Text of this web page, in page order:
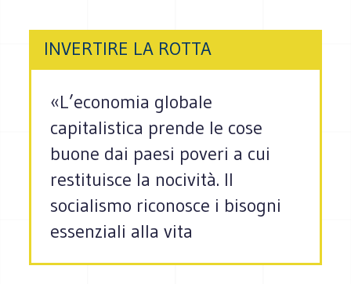
INVERTIRE LA ROTTA
«L’economia globale
capitalistica prende le cose
buone dai paesi poveri a cui
restituisce la nocività. Il
socialismo riconosce i bisogni
essenziali alla vita